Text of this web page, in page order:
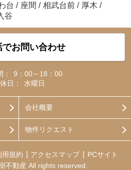
台 / 座間 / 相武台前 / 厚木 /
谷
でお問い合わせ
9：00～18：00
日：
水曜日
会社概要
物件リクエスト
用規約 アクセスマップ
PCサイト
不動産 All rights reserved.